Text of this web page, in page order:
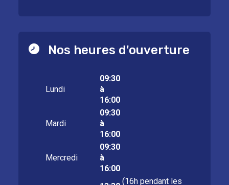
Nos heures d'ouverture
Lundi
09:30
à
16:00
Mardi
09:30
à
16:00
Mercredi
09:30
à
16:00
(16h pendant les